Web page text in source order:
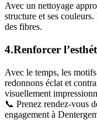
Avec un nettoyage
structure et ses
des fibres.
4.Renforcer
Avec le temps, les
redonnons éclat et
visuellement
📞 Prenez rendez-vous
engagement à